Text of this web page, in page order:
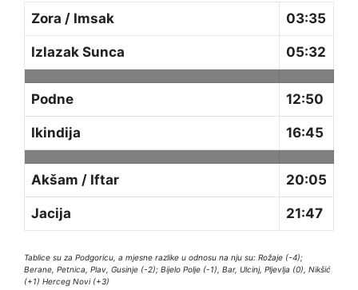
Zora / Imsak 03:35
Izlazak Sunca 05:32
Podne 12:50
Ikindija 16:45
Akšam / Iftar 20:05
Jacija 21:47
Tablice su za Podgoricu, a mjesne razlike u odnosu na nju su: Rožaje (-4);
Berane, Petnica, Plav, Gusinje (-2); Bijelo Polje (-1), Bar, Ulcinj, Pljevlja (0), Nikšić
(+1) Herceg Novi (+3)